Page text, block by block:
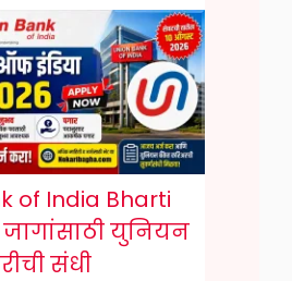
of India Bharti
जागांसाठी युनियन
संधी